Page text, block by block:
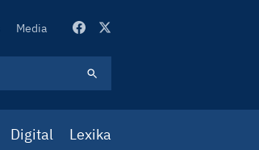
Media
Digital Lexika